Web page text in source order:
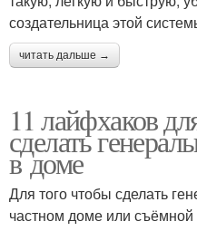
создательница этой
читать дальше →
11 лайфхаков
сделать
в доме
Для того чтобы сделать
частном доме или